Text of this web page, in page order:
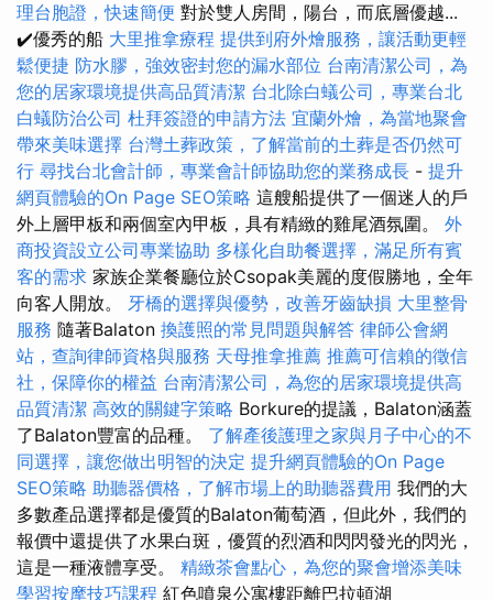
理台胞證，快速簡便 對於雙人房間，陽台，而底層優越...
✔️優秀的船 大里推拿療程 提供到府外燴服務，讓活動更輕
鬆便捷 防水膠，強效密封您的漏水部位 台南清潔公司，為
您的居家環境提供高品質清潔 台北除白蟻公司，專業台北
白蟻防治公司 杜拜簽證的申請方法 宜蘭外燴，為當地聚會
帶來美味選擇 台灣土葬政策，了解當前的土葬是否仍然可
行 尋找台北會計師，專業會計師協助您的業務成長 - 提升
網頁體驗的On Page SEO策略 這艘船提供了一個迷人的戶
外上層甲板和兩個室內甲板，具有精緻的雞尾酒氛圍。 外
商投資設立公司專業協助 多樣化自助餐選擇，滿足所有賓
客的需求 家族企業餐廳位於Csopak美麗的度假勝地，全年
向客人開放。 牙橋的選擇與優勢，改善牙齒缺損 大里整骨
服務 隨著Balaton 換護照的常見問題與解答 律師公會網
站，查詢律師資格與服務 天母推拿推薦 推薦可信賴的徵信
社，保障你的權益 台南清潔公司，為您的居家環境提供高
品質清潔 高效的關鍵字策略 Borkure的提議，Balaton涵蓋
了Balaton豐富的品種。 了解產後護理之家與月子中心的不
同選擇，讓您做出明智的決定 提升網頁體驗的On Page
SEO策略 助聽器價格，了解市場上的助聽器費用 我們的大
多數產品選擇都是優質的Balaton葡萄酒，但此外，我們的
報價中還提供了水果白斑，優質的烈酒和閃閃發光的閃光，
這是一種液體享受。 精緻茶會點心，為您的聚會增添美味
學習按摩技巧課程 紅色噴泉公寓樓距離巴拉頓湖